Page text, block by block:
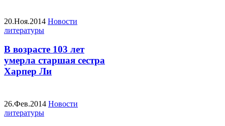
20.Ноя.2014 Новости
литературы
В возрасте 103 лет
умерла старшая сестра
Харпер Ли
26.Фев.2014 Новости
литературы